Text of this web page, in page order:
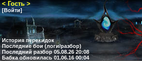
< Гость >
[Войти]
История перекидок
Последние бои (логи/разбор)
Последний разбор 05.08.26 20:08
Бабка обновилась 01.06.16 00:04